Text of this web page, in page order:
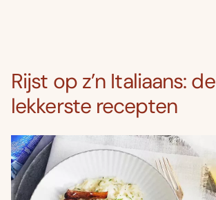
Rijst op z’n Italiaans: de
lekkerste recepten